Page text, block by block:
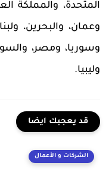
المتحدة، والمملكة
وعمان، والبحرين،
وسوريا، ومصر،
وليبيا.
قد يعجبك ايضا
الشركات و الأعمال